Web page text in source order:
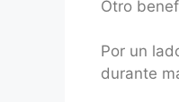
Otro
Por un
durante